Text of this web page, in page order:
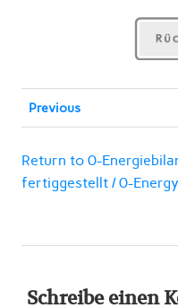
Previous
Return to 0-
fertiggestellt / 0-
Schreibe einen